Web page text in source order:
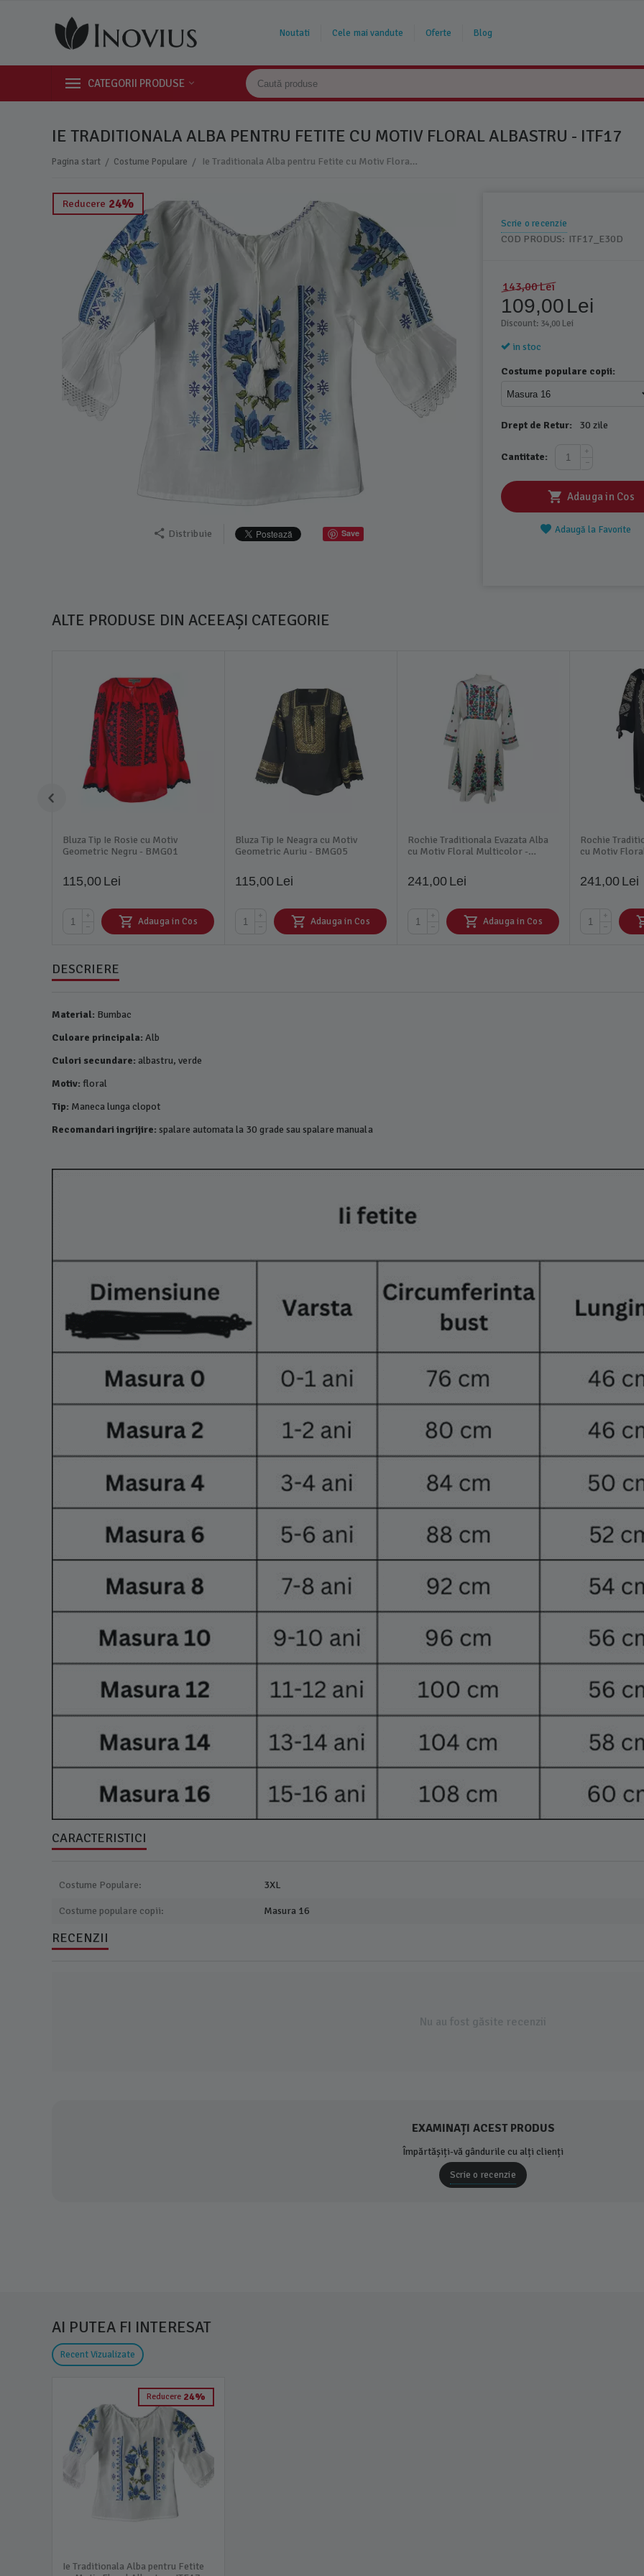
Noutati Cele mai vandute Oferte Blog
CATEGORII PRODUSE
IE TRADITIONALA ALBA PENTRU FETITE CU MOTIV FLORAL ALBASTRU - ITF17
Pagina start / Costume Populare / Ie Traditionala Alba pentru Fetite cu Motiv Floral Albastru - ITF17
Reducere 24%
Distribuie Save
Scrie o recenzie
COD PRODUS: ITF17_E30D
143,00Lei
109,00Lei
Discount: 34,00 Lei
in stoc
Costume populare copii:
Drept de Retur: 30 zile
Cantitate:
+
−
Adauga in Cos
Adaugă la Favorite
ALTE PRODUSE DIN ACEEAȘI CATEGORIE
Bluza Tip Ie Rosie cu Motiv
Geometric Negru - BMG01
115,00 Lei
+
−
Adauga in Cos
Bluza Tip Ie Neagra cu Motiv
Geometric Auriu - BMG05
115,00 Lei
+
−
Adauga in Cos
Rochie Traditionala Evazata Alba
cu Motiv Floral Multicolor -
241,00 Lei
+
−
Adauga in Cos
Rochie
cu Motiv
241,00 Lei
+
−
DESCRIERE
Material: Bumbac
Culoare principala:Alb
Culori secundare: albastru, verde
Motiv:floral
Tip: Maneca lunga clopot
Recomandari ingrijire: spalare automata la 30 grade sau spalare manuala
CARACTERISTICI
Costume Populare: 3XL
Costume populare copii: Masura 16
RECENZII
Nu au fost găsite recenzii
EXAMINAȚI ACEST PRODUS
Împărtășiți-vă gândurile cu alți clienți
Scrie o recenzie
AI PUTEA FI INTERESAT
Recent Vizualizate
Reducere 24%
Ie Traditionala Alba pentru Fetite